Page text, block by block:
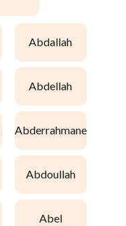
abdallah
abdellah
abderrahmane
abdoullah
abel